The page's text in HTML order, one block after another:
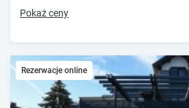
Pokaż ceny
Rezerwacje online